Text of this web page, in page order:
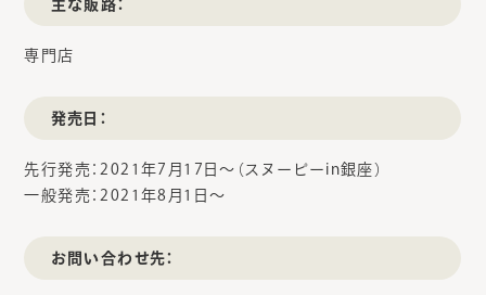
主な販路：
専門店
発売日：
先行発売：2021年7月17日～（スヌーピーin銀座）
一般発売：2021年8月1日～
お問い合わせ先：